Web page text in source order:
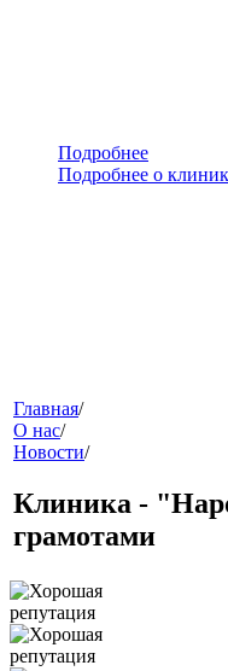
Подробнее
Подробнее о
меню
звонок
Главная/
О нас/
Новости/
Клиника -
грамотами